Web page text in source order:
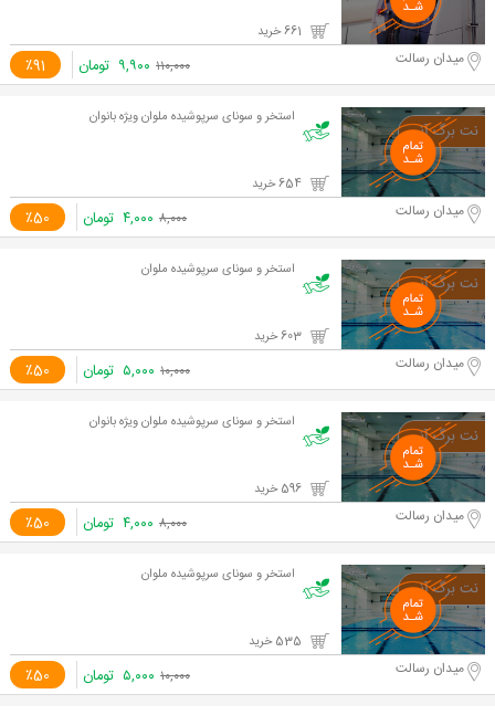
٪91 میدان رسالت ۱۱۰,۰۰۰ ۹,۹۰۰ تومان
استخر و سونای سرپوشیده ملوان ویژه بانوان
٪50 میدان رسالت ۸,۰۰۰ ۴,۰۰۰ تومان
استخر و سونای سرپوشیده ملوان
٪50 میدان رسالت ۱۰,۰۰۰ ۵,۰۰۰ تومان
استخر و سونای سرپوشیده ملوان ویژه بانوان
٪50 میدان رسالت ۸,۰۰۰ ۴,۰۰۰ تومان
استخر و سونای سرپوشیده ملوان
٪50 میدان رسالت ۱۰,۰۰۰ ۵,۰۰۰ تومان